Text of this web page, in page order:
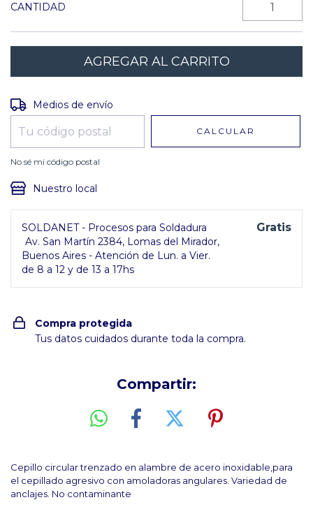
CANTIDAD
Entregas para el CP:
Medios de envío
CALCULAR
No sé mi código postal
Nuestro local
SOLDANET - Procesos para Soldadura
Av. San Martín 2384, Lomas del Mirador,
Buenos Aires - Atención de Lun. a Vier.
de 8 a 12 y de 13 a 17hs
Gratis
Compra protegida
Tus datos cuidados durante toda la compra.
Compartir:
Cepillo circular trenzado en alambre de acero inoxidable,para
el cepillado agresivo con amoladoras angulares. Variedad de
anclajes. No contaminante